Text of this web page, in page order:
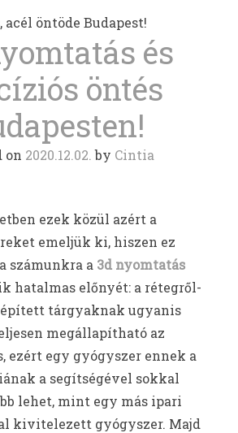
acél öntöde Budapest!
és
öntés
on 2020.12.02. by Cintia
ezek közül azért a
emeljük ki, hiszen ez
számunkra a 3d nyomtatás
hatalmas előnyét: a rétegről-
tárgyaknak ugyanis
megállapítható az
ezért egy gyógyszer ennek a
a segítségével sokkal
lehet, mint egy más ipari
kivitelezett gyógyszer. Majd